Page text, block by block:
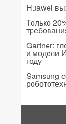
Huawei
Только
Gartner:
и модели
году
Samsung